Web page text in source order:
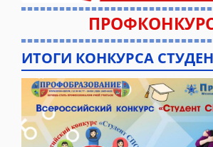
ИТОГИ КОНКУРСА